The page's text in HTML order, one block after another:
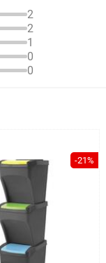
2
2
1
0
0
-21%